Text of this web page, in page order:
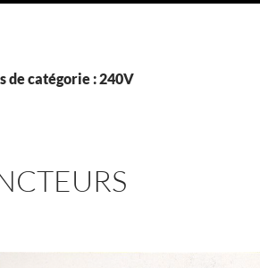
de catégorie : 240V